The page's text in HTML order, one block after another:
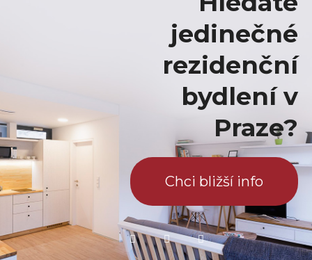
jedinečné
rezidenční
bydlení v
Praze?
Chci bližší info